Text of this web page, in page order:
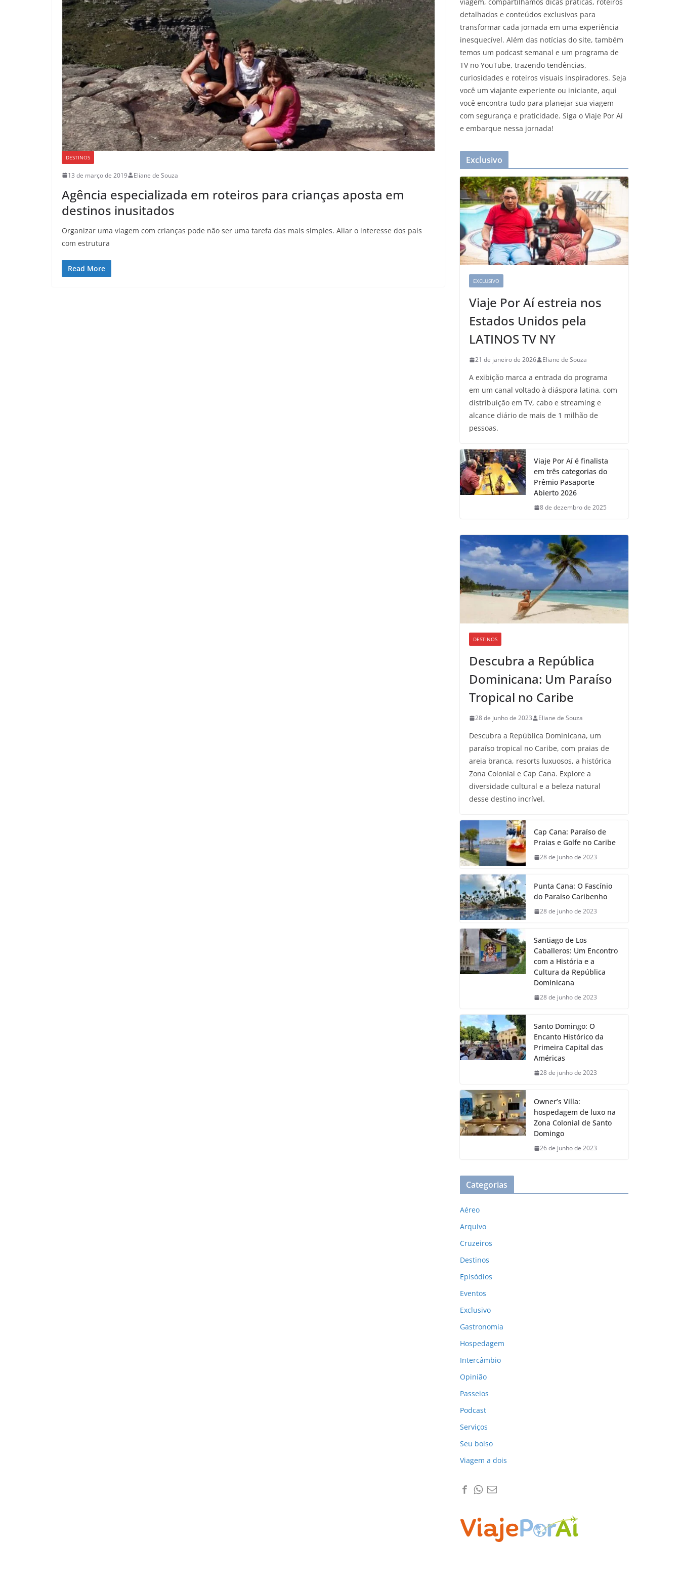
DESTINOS
13 de março de 2019 Eliane de Souza
Agência especializada em roteiros para crianças aposta em
destinos inusitados
Organizar uma viagem com crianças pode não ser uma tarefa das mais simples. Aliar o interesse dos pais
com estrutura
Read More
detalhados e conteúdos exclusivos para
transformar cada jornada em uma experiência
inesquecível. Além das notícias do site, também
temos um podcast semanal e um programa de
TV no YouTube, trazendo tendências,
curiosidades e roteiros visuais inspiradores. Seja
você um viajante experiente ou iniciante, aqui
você encontra tudo para planejar sua viagem
com segurança e praticidade. Siga o Viaje Por Aí
e embarque nessa jornada!
Exclusivo
EXCLUSIVO
Viaje Por Aí estreia nos
Estados Unidos pela
LATINOS TV NY
21 de janeiro de 2026 Eliane de Souza
A exibição marca a entrada do programa
em um canal voltado à diáspora latina, com
distribuição em TV, cabo e streaming e
alcance diário de mais de 1 milhão de
pessoas.
Viaje Por Aí é finalista
em três categorias do
Prêmio Pasaporte
Abierto 2026
8 de dezembro de 2025
DESTINOS
Descubra a República
Dominicana: Um Paraíso
Tropical no Caribe
28 de junho de 2023 Eliane de Souza
Descubra a República Dominicana, um
paraíso tropical no Caribe, com praias de
areia branca, resorts luxuosos, a histórica
Zona Colonial e Cap Cana. Explore a
diversidade cultural e a beleza natural
desse destino incrível.
Cap Cana: Paraíso de
Praias e Golfe no Caribe
28 de junho de 2023
Punta Cana: O Fascínio
do Paraíso Caribenho
28 de junho de 2023
Santiago de Los
Caballeros: Um Encontro
com a História e a
Cultura da República
Dominicana
28 de junho de 2023
Santo Domingo: O
Encanto Histórico da
Primeira Capital das
Américas
28 de junho de 2023
Owner’s Villa:
hospedagem de luxo na
Zona Colonial de Santo
Domingo
26 de junho de 2023
Categorias
Aéreo
Arquivo
Cruzeiros
Destinos
Episódios
Eventos
Exclusivo
Gastronomia
Hospedagem
Intercâmbio
Opinião
Passeios
Podcast
Serviços
Seu bolso
Viagem a dois